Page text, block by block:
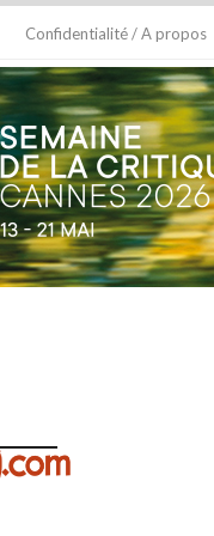
Confidentialité / A propos